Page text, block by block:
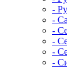
-
-
-
-
-
-